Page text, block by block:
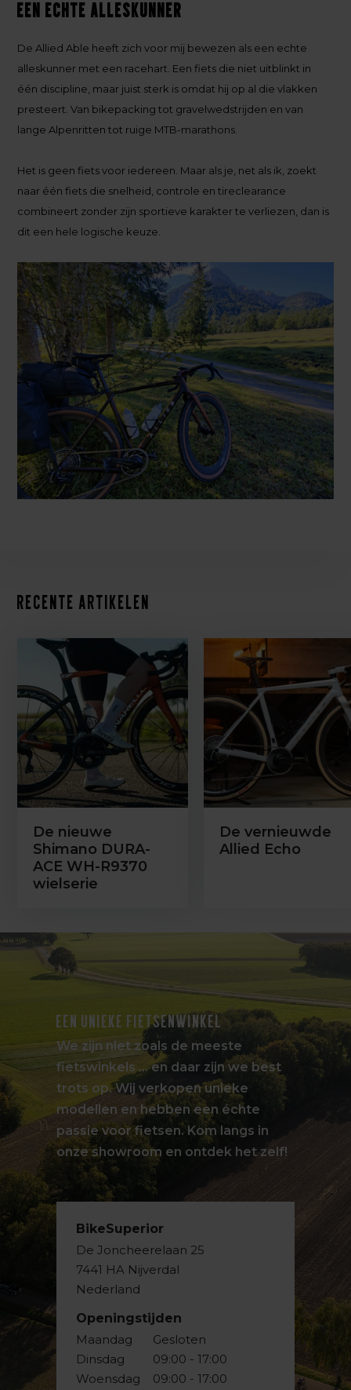
Een echte alleskunner
De Allied Able heeft zich voor mij bewezen als een echte
alleskunner met een racehart. Een fiets die niet uitblinkt in
één discipline, maar juist sterk is omdat hij op al die vlakken
presteert. Van bikepacking tot gravelwedstrijden en van
lange Alpenritten tot ruige MTB-marathons.
Het is geen fiets voor iedereen. Maar als je, net als ik, zoekt
naar één fiets die snelheid, controle en tireclearance
combineert zonder zijn sportieve karakter te verliezen, dan is
dit een hele logische keuze.
Recente artikelen
De nieuwe
Shimano DURA-
ACE WH-R9370
wielserie
De vernieuwde
Allied Echo
EEN UNIEKE FIETSENWINKEL
We zijn niet zoals de meeste
fietswinkels … en daar zijn we best
trots op. Wij verkopen unieke
modellen en hebben een échte
passie voor fietsen. Kom langs in
onze showroom en ontdek het zelf!
BikeSuperior
De Joncheerelaan 25
7441 HA Nijverdal
Nederland
Openingstijden
Maandag
Dinsdag
Woensdag
Gesloten
09:00 - 17:00
09:00 - 17:00